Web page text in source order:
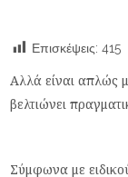
Επισκέψεις: 415
Αλλά είναι απλώς
βελτιώνει
Σύμφωνα με